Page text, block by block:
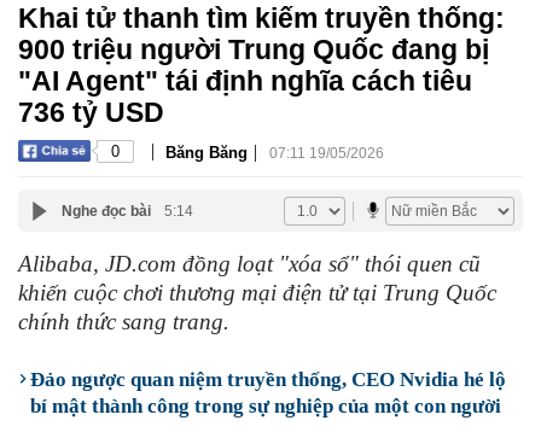
Khai tử thanh tìm kiếm truyền thống:
900 triệu người Trung Quốc đang bị
"AI Agent" tái định nghĩa cách tiêu
736 tỷ USD
0 | Băng Băng | 07:11 19/05/2026
Nghe đọc bài 5:14
Alibaba, JD.com đồng loạt "xóa sổ" thói quen cũ
khiến cuộc chơi thương mại điện tử tại Trung Quốc
chính thức sang trang.
Đảo ngược quan niệm truyền thống, CEO Nvidia hé lộ
bí mật thành công trong sự nghiệp của một con người